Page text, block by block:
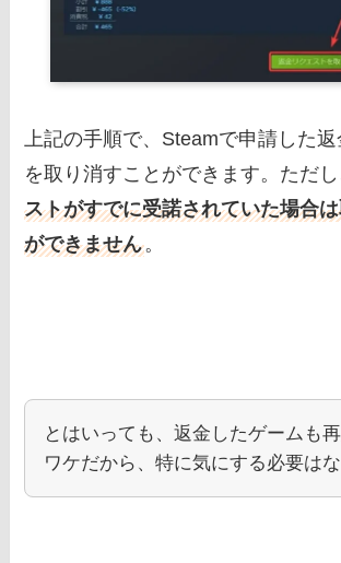
上記の手順で、Steamで申請した
を取り消すことができます。ただ
ストがすでに受諾されていた場合
ができません。
とはいっても、返金したゲームも
ワケだから、特に気にする必要は